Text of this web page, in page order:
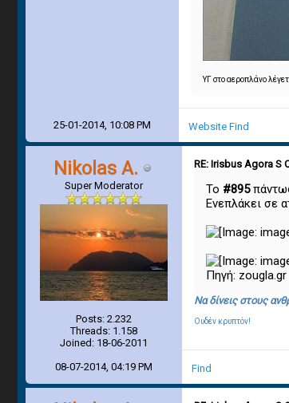
ΥΓ στο αεροπλάνο
25-01-2014, 10:08 PM Website Find
Nikolas A.
Super Moderator
Posts: 2.232
Threads: 1.158
Joined: 18-06-2011
RE: Irisbus Agora S
Το #895
Ενεπλάκει σε
Πηγή: zougla.gr
Να δίνεις στους
Ουδέν κρυπτόν!
08-07-2014, 04:19 PM Find